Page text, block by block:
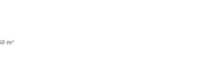
m²